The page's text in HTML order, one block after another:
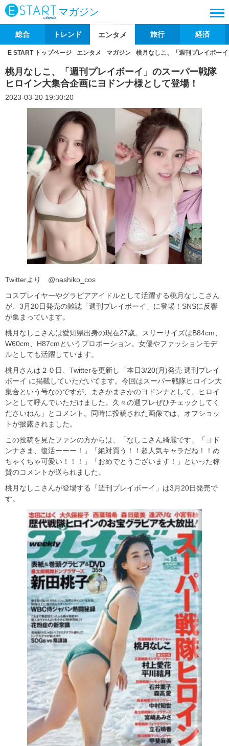
マガジン
総合 トレンド エンタメ 旅行 経済
E START トップページ エンタメ マガジン 桃月なしこ、「週刊プレイボー
桃月なしこ、「週刊プレイボーイ」のスーパー戦隊
ヒロイン大集合企画にヨドンナ様として登場！
2023-03-20 19:30:20
Twitterより @nashiko_cos
コスプレイヤーやグラビアアイドルとして活躍する桃月なしこさん
が、3月20日発売の雑誌「週刊プレイボーイ」に登場！SNSに反響
が集まっています。
桃月なしこさんは愛知県出身の現在27歳。スリーサイズはB84cm、
W60cm、H87cmというプロポーション。女優やファッションモデ
ルとしても活躍しています。
桃月さんは２０日、Twitterを更新し「本日3/20(月)発売 週刊プレイ
ボーイ に掲載していただいてます。今回はスーパー戦隊ヒロイン大
集合という号なのですが、まさかまさかのヨドンナとして、ヒロイ
ンとして呼んでいただけました。久々の週プレぜひチェックしてく
ださいねん」とコメント。同時に投稿された画像では、オフショッ
トが披露されました。
この投稿を見たファンの方からは、「なしこさん綺麗です」「ヨド
ンナさま、復活ーーー！」「絶対買う！！超人気キャラだね！！め
ちゃくちゃ可愛い！！！」「おめでとうございます！」といった称
賛のコメントが送られました。
桃月なしこさんが登場する「週刊プレイボーイ」は3月20日発売で
す。